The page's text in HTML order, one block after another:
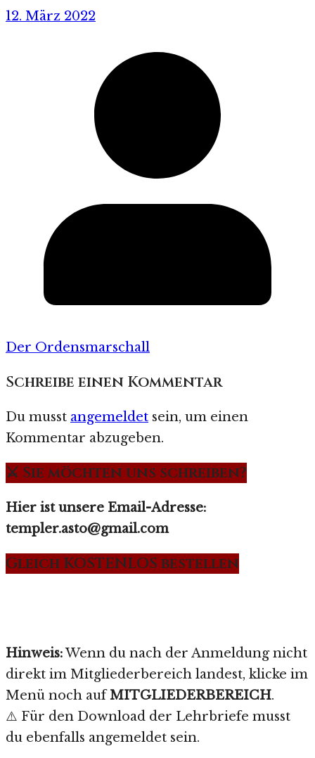
12. März 2022
Der Ordensmarschall
Schreibe einen Kommentar
Du musst angemeldet sein, um einen
Kommentar abzugeben.
⚔️ Sie möchten uns schreiben?
Hier ist unsere Email-Adresse:
templer.asto@gmail.com
Gleich KOSTENLOS bestellen
Hinweis:Wenn du nach der Anmeldung nicht
direkt im Mitgliederbereich landest, klicke im
Menü noch aufMITGLIEDERBEREICH.
⚠️ Für den Download der Lehrbriefe musst
du ebenfalls angemeldet sein.